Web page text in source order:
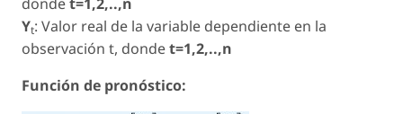
Yt: Valor real de la variable dependiente en la
observación t, dondet=1,2,..,n
Función de pronóstico: